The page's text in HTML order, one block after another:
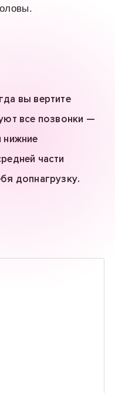
вы вертите
все позвонки —
нижние
части
допнагрузку.